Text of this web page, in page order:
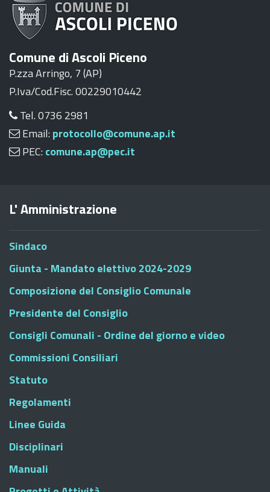
Comune di Ascoli Piceno
P.zza Arringo, 7 (AP)
P.Iva/Cod.Fisc. 00229010442
Tel. 0736 2981
Email: protocollo@comune.ap.it
PEC: comune.ap@pec.it
L' Amministrazione
Sindaco
Giunta - Mandato elettivo 2024-2029
Composizione del Consiglio Comunale
Presidente del Consiglio
Consigli Comunali - Ordine del giorno e video
Commissioni Consiliari
Statuto
Regolamenti
Linee Guida
Disciplinari
Manuali